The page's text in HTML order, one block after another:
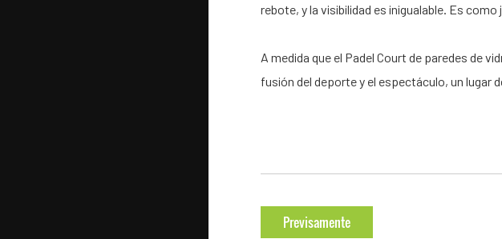
rebote, y la visibilidad es inigualable. Es
A medida que el Padel Court de paredes de
fusión del deporte y el espectáculo, un lugar
Previsamente